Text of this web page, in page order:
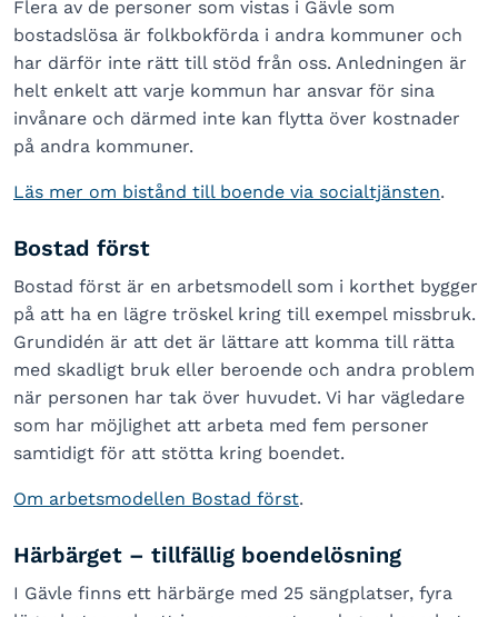
Flera av de personer som vistas i Gävle som
bostadslösa är folkbokförda i andra kommuner och
har därför inte rätt till stöd från oss. Anledningen är
helt enkelt att varje kommun har ansvar för sina
invånare och därmed inte kan flytta över kostnader
på andra kommuner.
Läs mer om bistånd till boende via socialtjänsten.
Bostad först
Bostad först är en arbetsmodell som i korthet bygger
på att ha en lägre tröskel kring till exempel missbruk.
Grundidén är att det är lättare att komma till rätta
med skadligt bruk eller beroende och andra problem
när personen har tak över huvudet. Vi har vägledare
som har möjlighet att arbeta med fem personer
samtidigt för att stötta kring boendet.
Om arbetsmodellen Bostad först.
Härbärget – tillfällig boendelösning
I Gävle finns ett härbärge med 25 sängplatser, fyra